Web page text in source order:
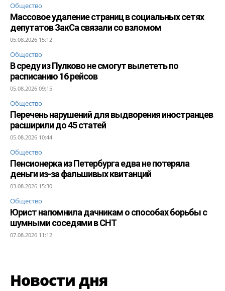
Общество
Массовое удаление страниц в социальных сетях
депутатов ЗакСа связали со взломом
05.08.2026 15:12
Общество
В среду из Пулково не смогут вылететь по
расписанию 16 рейсов
05.08.2026 09:15
Общество
Перечень нарушений для выдворения иностранцев
расширили до 45 статей
05.08.2026 10:44
Общество
Пенсионерка из Петербурга едва не потеряла
деньги из-за фальшивых квитанций
03.08.2026 15:30
Общество
Юрист напомнила дачникам о способах борьбы с
шумными соседями в СНТ
07.08.2026 11:12
Новости дня